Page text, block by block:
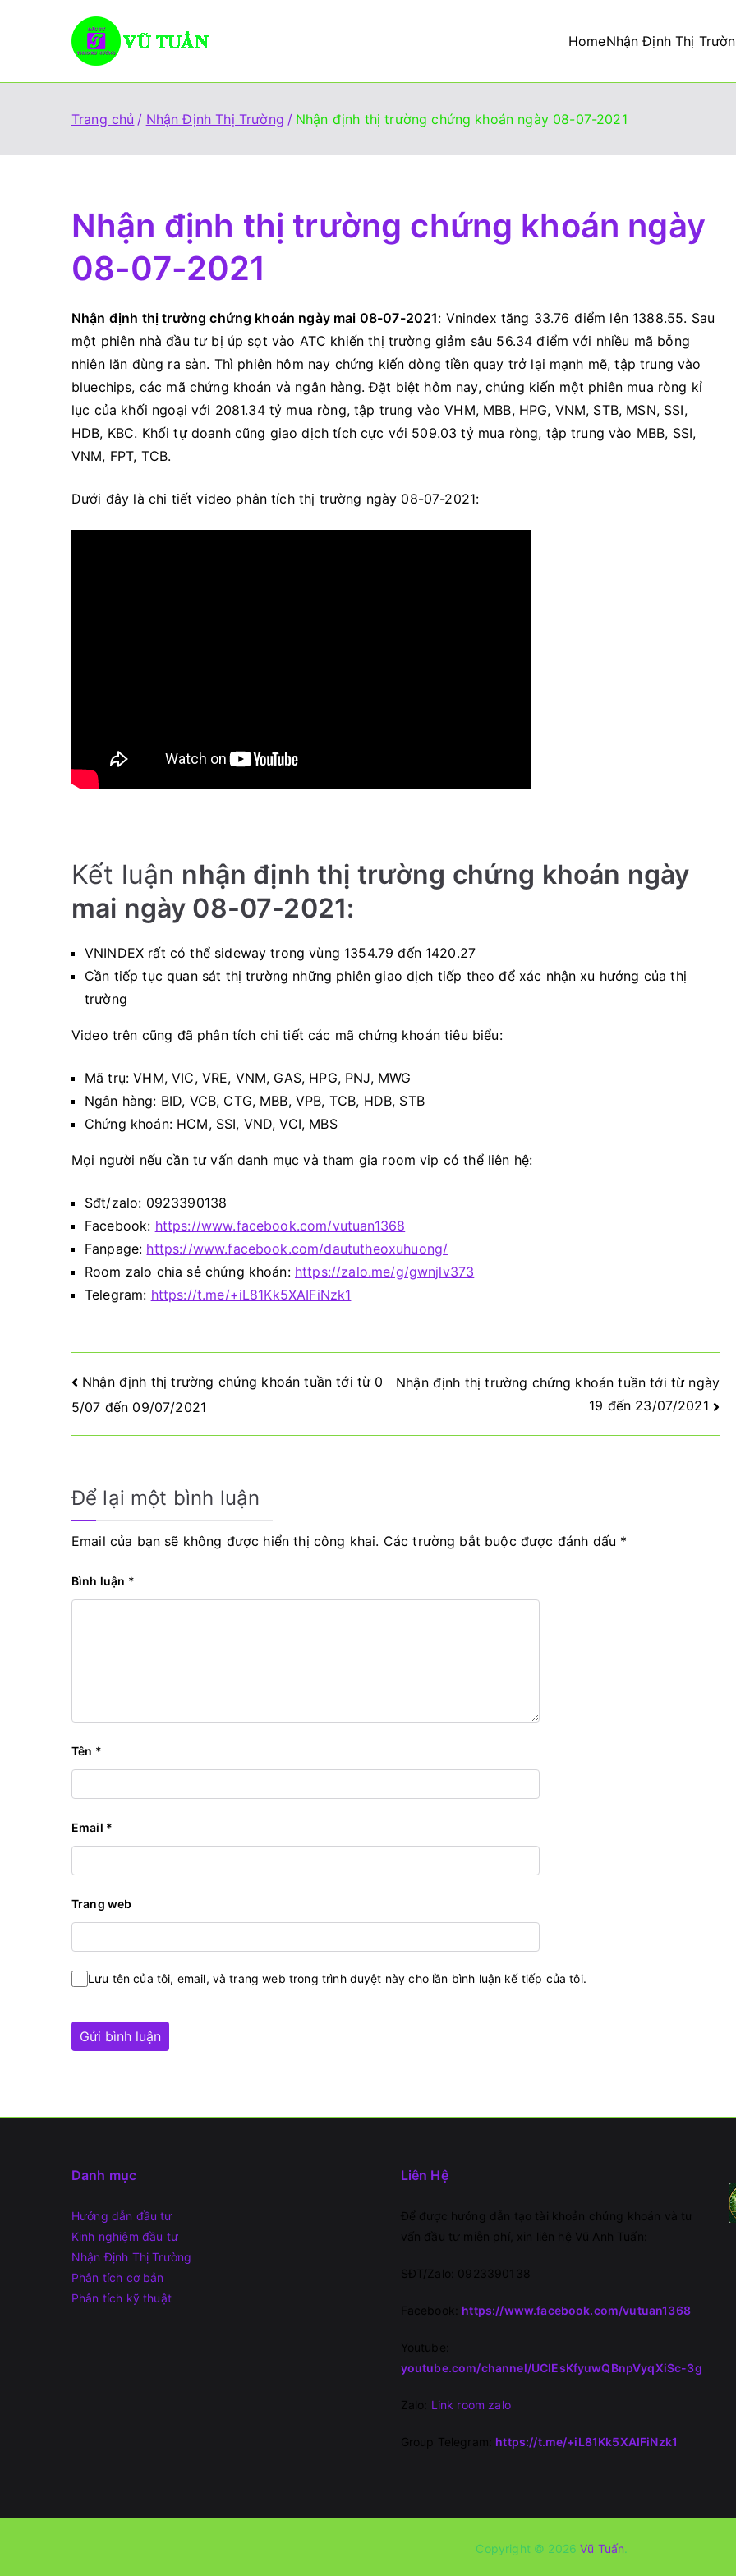
dung
HomeNhận Định Thị
Trang chủ Nhận Định Thị Trường Nhận định thị trường chứng khoán ngày 08-07-2021
Nhận định thị trường chứng khoán ngày
08-07-2021
Nhận định thị trường chứng khoán ngày mai 08-07-2021: Vnindex tăng 33.76 điểm lên 1388.55. Sau
một phiên nhà đầu tư bị úp sọt vào ATC khiến thị trường giảm sâu 56.34 điểm với nhiều mã bỗng
nhiên lăn đùng ra sàn. Thì phiên hôm nay chứng kiến dòng tiền quay trở lại mạnh mẽ, tập trung vào
bluechips, các mã chứng khoán và ngân hàng. Đặt biệt hôm nay, chứng kiến một phiên mua ròng kỉ
lục của khối ngoại với 2081.34 tỷ mua ròng, tập trung vào VHM, MBB, HPG, VNM, STB, MSN, SSI,
HDB, KBC. Khối tự doanh cũng giao dịch tích cực với 509.03 tỷ mua ròng, tập trung vào MBB, SSI,
VNM, FPT, TCB.
Dưới đây là chi tiết video phân tích thị trường ngày 08-07-2021:
Kết luận nhận định thị trường chứng khoán ngày
mai ngày 08-07-2021:
VNINDEX rất có thể sideway trong vùng 1354.79 đến 1420.27
Cần tiếp tục quan sát thị trường những phiên giao dịch tiếp theo để xác nhận xu hướng của thị
trường
Video trên cũng đã phân tích chi tiết các mã chứng khoán tiêu biểu:
Mã trụ: VHM, VIC, VRE, VNM, GAS, HPG, PNJ, MWG
Ngân hàng: BID, VCB, CTG, MBB, VPB, TCB, HDB, STB
Chứng khoán: HCM, SSI, VND, VCI, MBS
Mọi người nếu cần tư vấn danh mục và tham gia room vip có thể liên hệ:
Sđt/zalo: 0923390138
Facebook: https://www.facebook.com/vutuan1368
Fanpage: https://www.facebook.com/daututheoxuhuong/
Room zalo chia sẻ chứng khoán: https://zalo.me/g/gwnjlv373
Telegram: https://t.me/+iL81Kk5XAIFiNzk1
Điều
hướng
viết
Nhận định thị trường chứng khoán tuần tới từ 0
5/07 đến 09/07/2021
Nhận định thị trường chứng khoán tuần tới từ ngày
19 đến 23/07/2021
Để lại một bình luận
Email của bạn sẽ không được hiển thị công khai. Các trường bắt buộc được đánh dấu *
Bình luận *
Tên *
Email *
Trang web
Lưu tên của tôi, email, và trang web trong trình duyệt này cho lần bình luận kế tiếp của tôi.
Danh mục
Hướng dẫn đầu tư
Kinh nghiệm đầu tư
Nhận Định Thị Trường
Phân tích cơ bản
Phân tích kỹ thuật
Liên Hệ
Để được hướng dẫn tạo tài khoản chứng khoán và tư
vấn đầu tư miễn phí, xin liên hệ Vũ Anh Tuấn:
SĐT/Zalo: 0923390138
Facebook: https://www.facebook.com/vutuan1368
Youtube:
youtube.com/channel/UClEsKfyuwQBnpVyqXiSc-3g
Zalo: Link room zalo
Group Telegram: https://t.me/+iL81Kk5XAIFiNzk1
Copyright © 2026Vũ Tuấn.